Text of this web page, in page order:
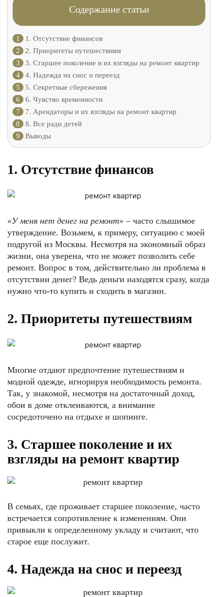
Содержание статьи
1
1. Отсутствие финансов
2
2. Приоритеты путешествиям
3
3. Старшее поколение и их взгляды на ремонт квартир
4
4. Надежда на снос и переезд
5
5. Секретные сбережения
6
6. Чувство временности
7
7. Арендаторы и их взгляды на ремонт квартир
8
8. Все ради детей
9
Выводы
1. Отсутствие финансов
«У меня нет денег на ремонт» – часто слышимое
утверждение. Возьмем, к примеру, ситуацию с моей
подругой из Москвы. Несмотря на экономный образ
жизни, она уверена, что не может позволить себе
ремонт. Вопрос в том, действительно ли проблема в
отсутствии денег? Ведь деньги находятся сразу, когда
нужно что-то купить и сходить в магазин.
2. Приоритеты путешествиям
Многие отдают предпочтение путешествиям и
модной одежде, игнорируя необходимость ремонта.
Так, у знакомой, несмотря на достаточный доход,
обои в доме отклеиваются, а внимание
сосредоточено на отдыхе и шопинге.
3. Старшее поколение и их
взгляды на ремонт квартир
В семьях, где проживает старшее поколение, часто
встречается сопротивление к изменениям. Они
привыкли к определенному укладу и считают, что
старое еще послужит.
4. Надежда на снос и переезд